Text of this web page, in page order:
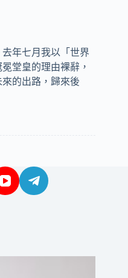
年七月我以「世界
堂皇的理由裸辭，
的出路，歸來後